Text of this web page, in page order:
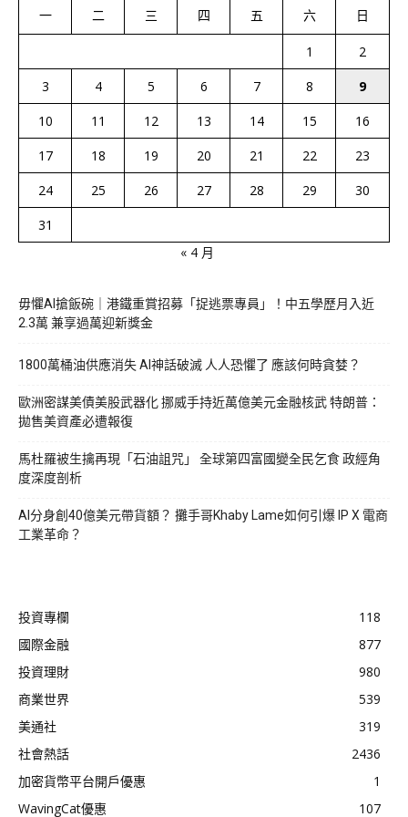
一 二 三 四 五 六 日
1
2
3
4 5 6 7 8
9
10
11 12 13 14 15
16
17
18 19 20 21 22
23
24
25 26 27 28 29
30
31
« 4 月
毋懼AI搶飯碗｜港鐵重賞招募「捉逃票專員」！中五學歷月入近
2.3萬 兼享過萬迎新獎金
1800萬桶油供應消失 AI神話破滅 人人恐懼了 應該何時貪婪？
歐洲密謀美債美股武器化 挪威手持近萬億美元金融核武 特朗普：
拋售美資產必遭報復
馬杜羅被生擒再現「石油詛咒」 全球第四富國變全民乞食 政經角
度深度剖析
AI分身創40億美元帶貨額？ 攤手哥Khaby Lame如何引爆 IP X 電商
工業革命？
投資專欄
118
國際金融
877
投資理財
980
商業世界
539
美通社
319
社會熱話
2436
加密貨幣平台開戶優惠
1
WavingCat優惠
107